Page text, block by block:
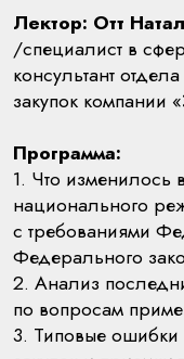
Лектор: Отт
/специалист в
консультант
закупок
Программа:
1. Что изменилось
национального
с требованиями
Федерального
2. Анализ
по вопросам
3. Типовые ошибки